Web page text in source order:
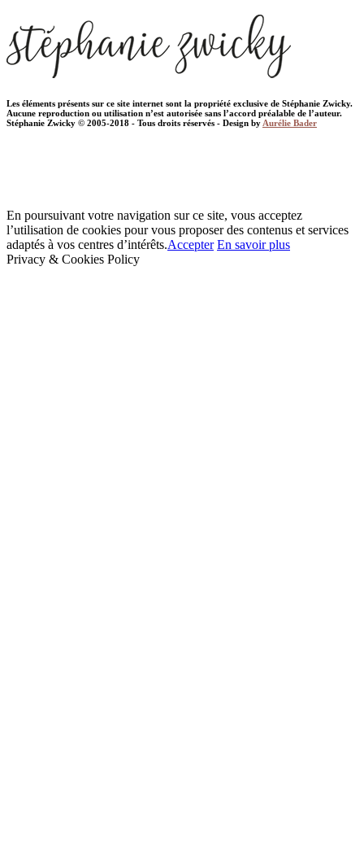
Les éléments présents sur ce site internet sont la propriété exclusive de Stéphanie Zwicky.
Aucune reproduction ou utilisation n’est autorisée sans l’accord préalable de l’auteur.
Stéphanie Zwicky © 2005-2018 - Tous droits réservés - Design byAurélie Bader
En poursuivant votre navigation sur ce site, vous acceptez
l’utilisation de cookies pour vous proposer des contenus et services
adaptés à vos centres d’intérêts.Accepter En savoir plus
Privacy & Cookies Policy